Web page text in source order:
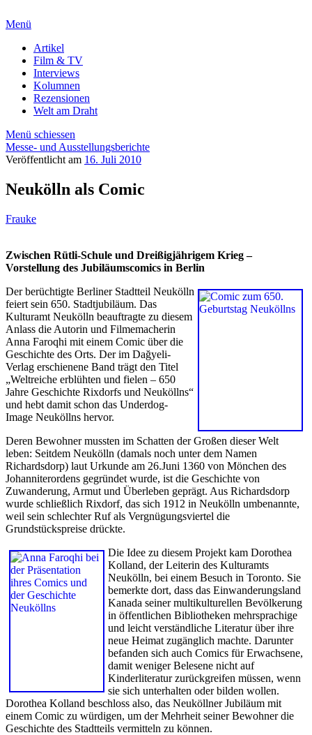
Menü
Artikel
Film & TV
Interviews
Kolumnen
Rezensionen
Welt am Draht
Menü schiessen
Messe- und Ausstellungsberichte
Veröffentlicht am 16. Juli 2010
Neukölln als Comic
Frauke
Zwischen Rütli-Schule und Dreißigjährigem Krieg –
Vorstellung des Jubiläumscomics in Berlin
Der berüchtigte Berliner Stadtteil Neukölln
feiert sein 650. Stadtjubiläum. Das
Kulturamt Neukölln beauftragte zu diesem
Anlass die Autorin und Filmemacherin
Anna Faroqhi mit einem Comic über die
Geschichte des Orts. Der im Dağyeli-
Verlag erschienene Band trägt den Titel
„Weltreiche erblühten und fielen – 650
Jahre Geschichte Rixdorfs und Neuköllns“
und hebt damit schon das Underdog-
Image Neuköllns hervor.
Deren Bewohner mussten im Schatten der Großen dieser Welt
leben: Seitdem Neukölln (damals noch unter dem Namen
Richardsdorp) laut Urkunde am 26.Juni 1360 von Mönchen des
Johanniterordens gegründet wurde, ist die Geschichte von
Zuwanderung, Armut und Überleben geprägt. Aus Richardsdorp
wurde schließlich Rixdorf, das sich 1912 in Neukölln umbenannte,
weil sein schlechter Ruf als Vergnügungsviertel die
Grundstückspreise drückte.
Die Idee zu diesem Projekt kam Dorothea
Kolland, der Leiterin des Kulturamts
Neukölln, bei einem Besuch in Toronto. Sie
bemerkte dort, dass das Einwanderungsland
Kanada seiner multikulturellen Bevölkerung
in öffentlichen Bibliotheken mehrsprachige
und leicht verständliche Literatur über ihre
neue Heimat zugänglich machte. Darunter
befanden sich auch Comics für Erwachsene,
damit weniger Belesene nicht auf
Kinderliteratur zurückgreifen müssen, wenn
sie sich unterhalten oder bilden wollen.
Dorothea Kolland beschloss also, das Neuköllner Jubiläum mit
einem Comic zu würdigen, um der Mehrheit seiner Bewohner die
Geschichte des Stadtteils vermitteln zu können.